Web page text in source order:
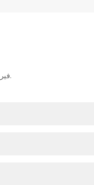
إذا كان لديك أي أسئلة حول حالة راتنجات الإيبوكسي Aikusu ، فيرجى الاتصال بنا.